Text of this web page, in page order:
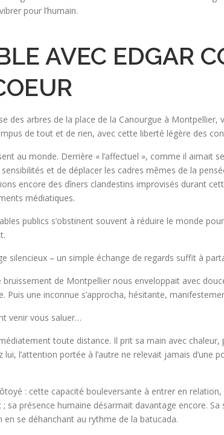
pour l’humain.
AVEC EDGAR
des arbres de la place de la Canourgue à
de tout et de rien, avec cette liberté légère des
au monde. Derrière « l’affectuel », comme il aimait
et de déplacer les cadres mêmes de la
encore des dîners clandestins improvisés durant
médiatiques.
publics s’obstinent souvent à réduire le monde
silencieux – un simple échange de regards suffit à
de Montpellier nous enveloppait avec
une inconnue s’approcha, hésitante,
venir vous saluer…
toute distance. Il prit sa main avec
lui, l’attention portée à l’autre ne relevait jamais
: cette capacité bouleversante à entrer en
sa présence humaine désarmait davantage encore.
se déhanchant au rythme de la batucada.